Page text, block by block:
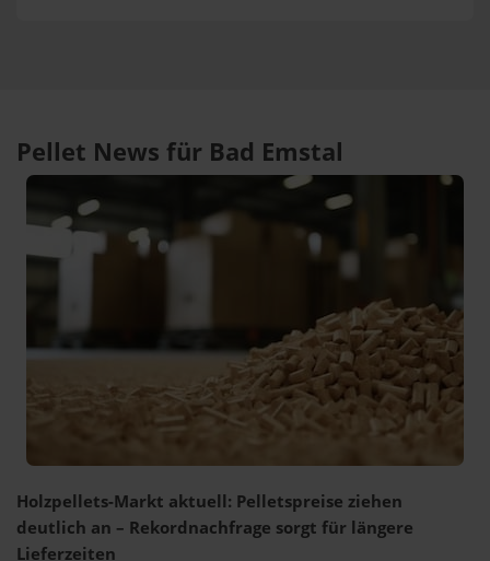
Pellet News für Bad Emstal
Holzpellets-Markt aktuell: Pelletspreise ziehen
deutlich an – Rekordnachfrage sorgt für längere
Lieferzeiten